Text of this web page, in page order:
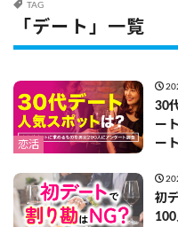
TAG
「デート」一覧
恋活
30
ー
ー
初